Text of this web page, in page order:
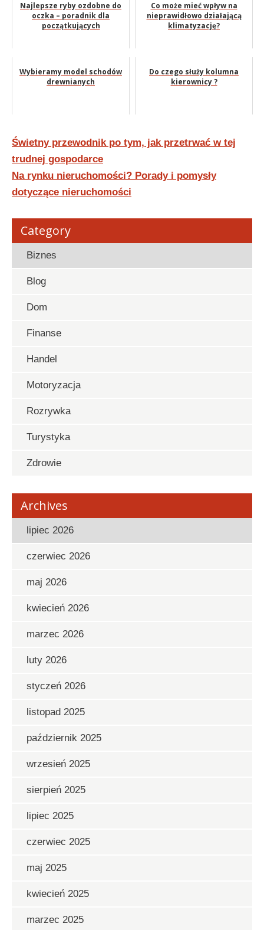
Najlepsze ryby ozdobne do
oczka – poradnik dla
początkujących
Co może mieć wpływ na
nieprawidłowo działającą
klimatyzację?
Wybieramy model schodów
drewnianych
Do czego służy kolumna
kierownicy ?
Nawigacja
wpisu
Świetny przewodnik po tym, jak przetrwać w tej
trudnej gospodarce
Na rynku nieruchomości? Porady i pomysły
dotyczące nieruchomości
Category
Biznes
Blog
Dom
Finanse
Handel
Motoryzacja
Rozrywka
Turystyka
Zdrowie
Archives
lipiec 2026
czerwiec 2026
maj 2026
kwiecień 2026
marzec 2026
luty 2026
styczeń 2026
listopad 2025
październik 2025
wrzesień 2025
sierpień 2025
lipiec 2025
czerwiec 2025
maj 2025
kwiecień 2025
marzec 2025